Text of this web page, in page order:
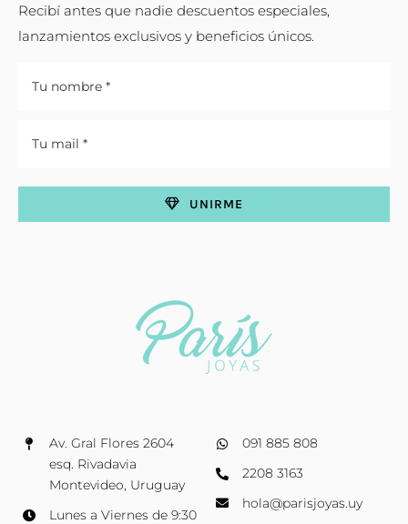
Av. Gral Flores 2604
esq. Rivadavia
Montevideo, Uruguay
Lunes a Viernes de 9:30
091 885 808
2208 3163
hola@parisjoyas.uy
Recibí antes que nadie descuentos especiales,
lanzamientos exclusivos y beneficios únicos.
UNIRME